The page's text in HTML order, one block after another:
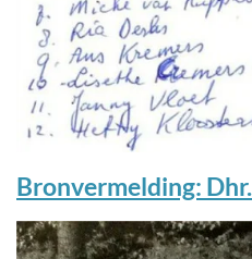
Bronvermelding: